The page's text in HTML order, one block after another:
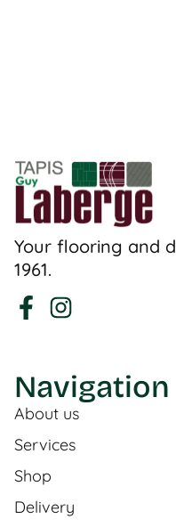
Your flooring and
1961.
Navigation
About us
Services
Shop
Delivery